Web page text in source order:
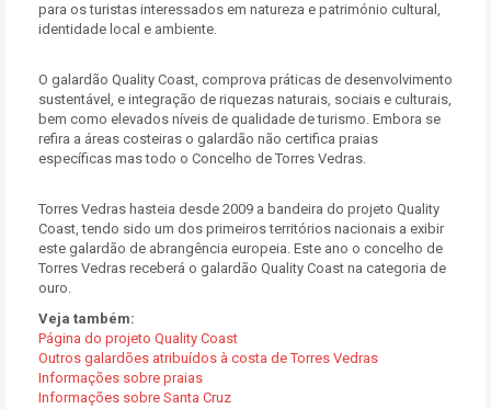
para os turistas interessados em natureza e património cultural,
identidade local e ambiente.
O galardão Quality Coast, comprova práticas de desenvolvimento
sustentável, e integração de riquezas naturais, sociais e culturais,
bem como elevados níveis de qualidade de turismo. Embora se
refira a áreas costeiras o galardão não certifica praias
específicas mas todo o Concelho de Torres Vedras.
Torres Vedras hasteia desde 2009 a bandeira do projeto Quality
Coast, tendo sido um dos primeiros territórios nacionais a exibir
este galardão de abrangência europeia. Este ano o concelho de
Torres Vedras receberá o galardão Quality Coast na categoria de
ouro.
Veja também:
Página do projeto Quality Coast
Outros galardões atribuídos à costa de Torres Vedras
Informações sobre praias
Informações sobre Santa Cruz